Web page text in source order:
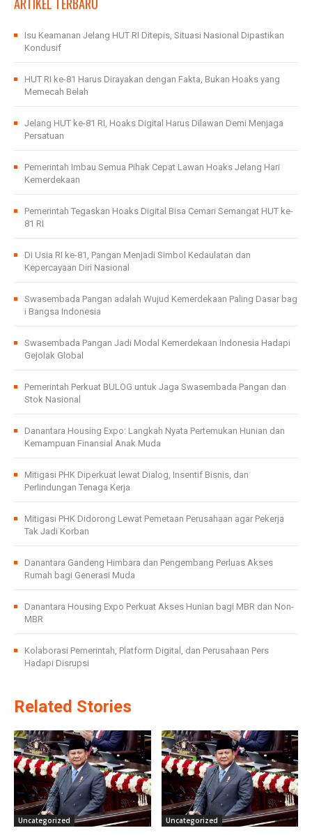
Isu Keamanan Jelang HUT RI Ditepis, Situasi Nasional Dipastikan
Kondusif
HUT RI ke-81 Harus Dirayakan dengan Fakta, Bukan Hoaks yang
Memecah Belah
Jelang HUT ke-81 RI, Hoaks Digital Harus Dilawan Demi Menjaga
Persatuan
Pemerintah Imbau Semua Pihak Cepat Lawan Hoaks Jelang Hari
Kemerdekaan
Pemerintah Tegaskan Hoaks Digital Bisa Cemari Semangat HUT ke-
81 RI
Di Usia RI ke-81, Pangan Menjadi Simbol Kedaulatan dan
Kepercayaan Diri Nasional
Swasembada Pangan adalah Wujud Kemerdekaan Paling Dasar bag
i Bangsa Indonesia
Swasembada Pangan Jadi Modal Kemerdekaan Indonesia Hadapi
Gejolak Global
Pemerintah Perkuat BULOG untuk Jaga Swasembada Pangan dan
Stok Nasional
Danantara Housing Expo: Langkah Nyata Pertemukan Hunian dan
Kemampuan Finansial Anak Muda
Mitigasi PHK Diperkuat lewat Dialog, Insentif Bisnis, dan
Perlindungan Tenaga Kerja
Mitigasi PHK Didorong Lewat Pemetaan Perusahaan agar Pekerja
Tak Jadi Korban
Danantara Gandeng Himbara dan Pengembang Perluas Akses
Rumah bagi Generasi Muda
Danantara Housing Expo Perkuat Akses Hunian bagi MBR dan Non-
MBR
Kolaborasi Pemerintah, Platform Digital, dan Perusahaan Pers
Hadapi Disrupsi
Related Stories
Uncategorized Uncategorized